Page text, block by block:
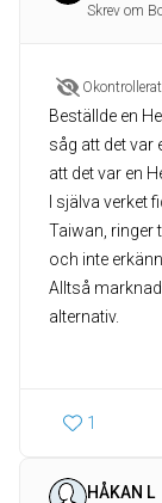
Skrev om
Beställde en
såg att det var
att det var en
I själva verket
Taiwan, ringer
och inte
Alltså
alternativ.
1
HÅKAN L